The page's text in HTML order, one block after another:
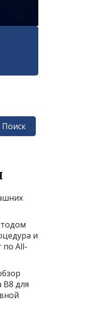
Поиск
и
по All-
для